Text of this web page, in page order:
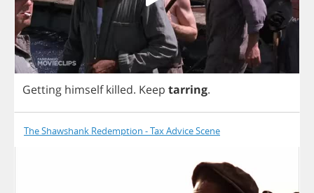
Getting himself killed. Keep tarring.
The Shawshank Redemption - Tax Advice Scene